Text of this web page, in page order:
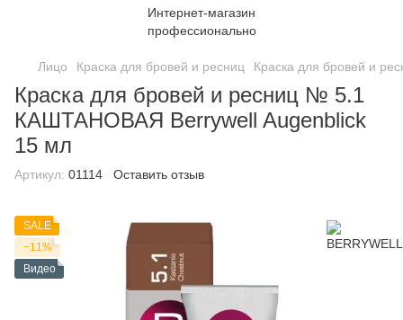
Лицо Краска для бровей и ресниц Краска для бровей и
Краска для бровей и ресниц № 5.1
КАШТАНОВАЯ Berrywell Augenblick
15 мл
Артикул: 01114 Оставить отзыв
SALE
−11%
Видео